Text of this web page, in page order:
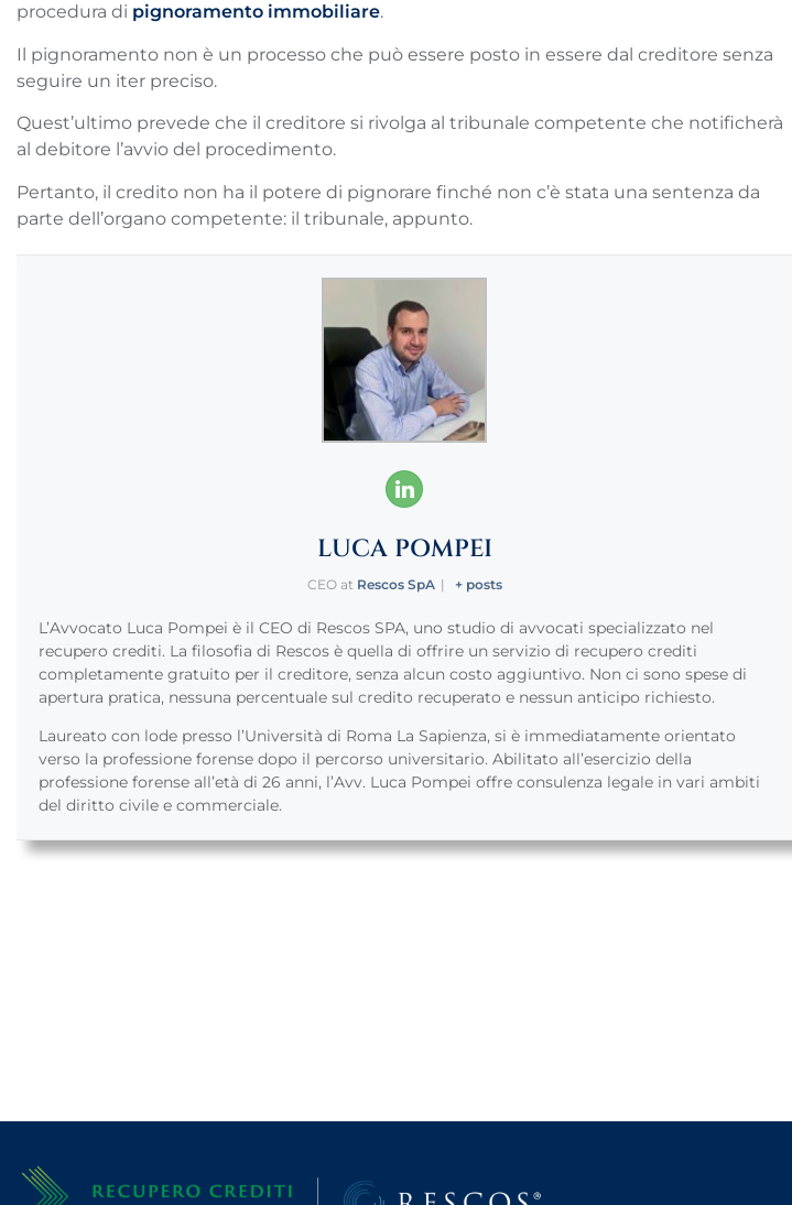
procedura di pignoramento immobiliare.
Il pignoramento non è un processo che può essere posto in essere dal creditore senza
seguire un iter preciso.
Quest’ultimo prevede che il creditore si rivolga al tribunale competente che notificherà
al debitore l’avvio del procedimento.
Pertanto, il credito non ha il potere di pignorare finché non c’è stata una sentenza da
parte dell’organo competente: il tribunale, appunto.
LUCA POMPEI
CEO at Rescos SpA | + posts
L’Avvocato Luca Pompei è il CEO di Rescos SPA, uno studio di avvocati specializzato nel
recupero crediti. La filosofia di Rescos è quella di offrire un servizio di recupero crediti
completamente gratuito per il creditore, senza alcun costo aggiuntivo. Non ci sono spese di
apertura pratica, nessuna percentuale sul credito recuperato e nessun anticipo richiesto.
Laureato con lode presso l’Università di Roma La Sapienza, si è immediatamente orientato
verso la professione forense dopo il percorso universitario. Abilitato all’esercizio della
professione forense all’età di 26 anni, l’Avv. Luca Pompei offre consulenza legale in vari ambiti
del diritto civile e commerciale.